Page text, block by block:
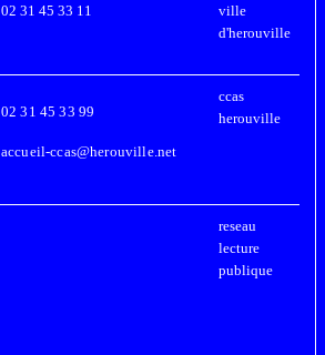
02 31 45 33 11
ville
d'herouville
02 31 45 33 99
accueil-ccas@herouville.net
ccas
herouville
reseau
lecture
publique